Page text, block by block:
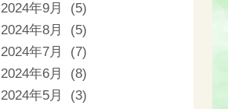
2024年9月 (5)
2024年8月 (5)
2024年7月 (7)
2024年6月 (8)
2024年5月 (3)